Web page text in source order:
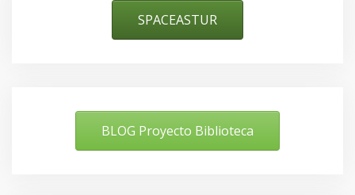
SPACEASTUR
BLOG Proyecto Biblioteca